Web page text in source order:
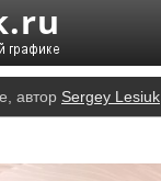
автор Sergey Lesiuk